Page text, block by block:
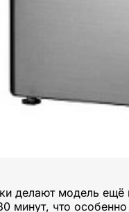
делают модель
минут, что